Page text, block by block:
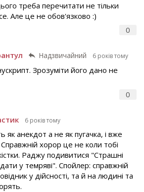
0
треба перечитати не тільки
Але це не обов'язково :)
Надзвичайний 6 років тому
0
Зрозуміти його дано не
6 років тому
як анекдот а не як пугачка, і вже
хорор це не коли тобі
Раджу подивитися "Страшні
у темряві". Спойлер: справжній
у дійсності, та й на людині та